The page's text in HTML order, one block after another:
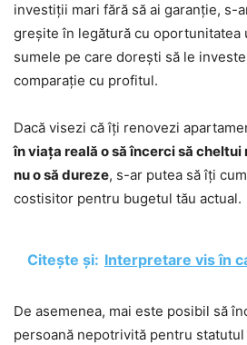
investiții mari fără să ai garanție, s-
greșite în legătură cu oportunitatea
sumele pe care dorești să le
comparație cu profitul.
Dacă visezi că îți renovezi
în viața reală o să încerci să
nu o să dureze, s-ar putea să îți
costisitor pentru bugetul tău actual.
Citește și: Interpretare vis în
De asemenea, mai este posibil să
persoană nepotrivită pentru